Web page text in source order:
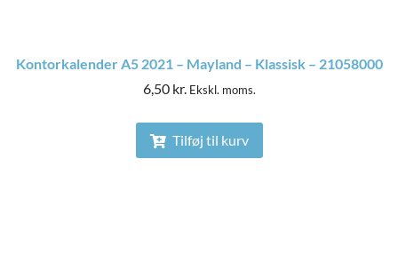
Kontorkalender A5 2021 – Mayland – Klassisk – 21058000
6,50 kr. Ekskl. moms.
Tilføj til kurv